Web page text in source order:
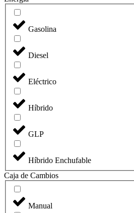
Gasolina
Diesel
Eléctrico
Híbrido
GLP
Híbrido Enchufable
Caja de Cambios
Manual